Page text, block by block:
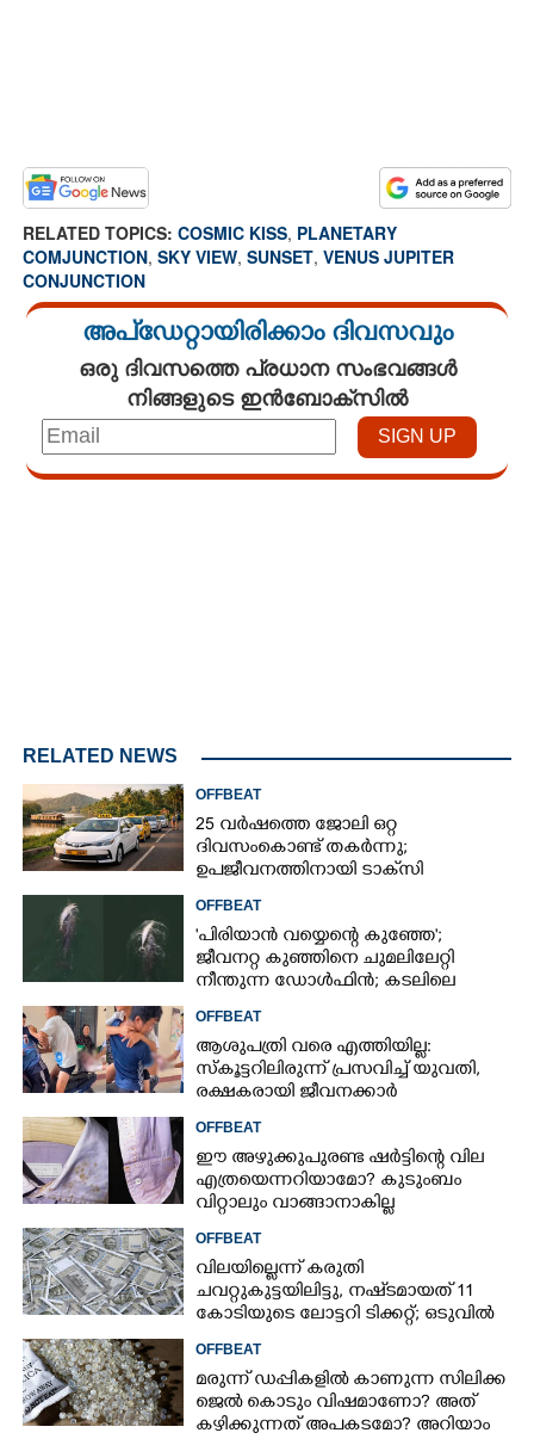
RELATED TOPICS: COSMIC KISS, PLANETARY
COMJUNCTION, SKY VIEW, SUNSET, VENUS JUPITER
CONJUNCTION
അപ്ഡേറ്റായിരിക്കാം ദിവസവും
ഒരു ദിവസത്തെ പ്രധാന സംഭവങ്ങൾ
നിങ്ങളുടെ ഇൻബോക്സിൽ
RELATED NEWS
OFFBEAT
25 വർഷത്തെ ജോലി ഒറ്റ
ദിവസംകൊണ്ട് തകർന്നു;
ഉപജീവനത്തിനായി ടാക്‌സി
യുവതി
OFFBEAT
'പിരിയാൻ വയ്യെന്റെ കുഞ്ഞേ';
ജീവനറ്റ കുഞ്ഞിനെ ചുമലിലേറ്റി
നീന്തുന്ന ഡോൾഫിൻ; കടലിലെ
OFFBEAT
ആശുപത്രി വരെ എത്തിയില്ല:
സ്കൂട്ടറിലിരുന്ന് പ്രസവിച്ച് യുവതി,
രക്ഷകരായി ജീവനക്കാർ
OFFBEAT
ഈ അഴുക്കുപുരണ്ട ഷർട്ടിന്റെ വില
എത്രയെന്നറിയാമോ? കുടുംബം
വിറ്റാലും വാങ്ങാനാകില്ല
OFFBEAT
വിലയില്ലെന്ന് കരുതി
ചവറ്റുകുട്ടയിലിട്ടു, നഷ്‌ടമായത് 11
കോടിയുടെ ലോട്ടറി ടിക്കറ്റ്; ഒടുവിൽ
OFFBEAT
മരുന്ന് ഡപ്പികളിൽ കാണുന്ന സിലിക്ക
ജെൽ കൊടും വിഷമാണോ? അത്
കഴിക്കുന്നത് അപകടമോ? അറിയാം